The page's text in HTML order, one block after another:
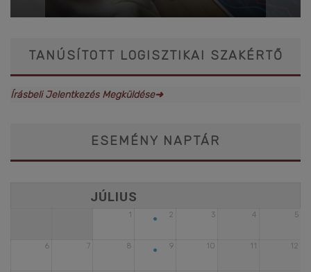
TANÚSÍTOTT LOGISZTIKAI SZAKÉRTŐ
Írásbeli Jelentkezés Megküldése➜
ESEMÉNY NAPTÁR
1 2
• 3 4 5
6 7 8 9
• 10 11 12